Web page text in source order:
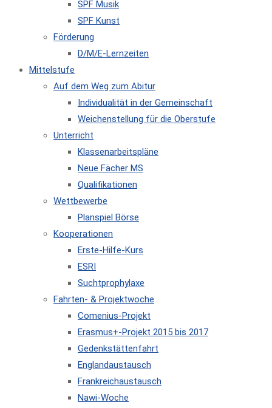
SPF Musik
SPF Kunst
Förderung
D/M/E-Lernzeiten
Mittelstufe
Auf dem Weg zum Abitur
Individualität in der Gemeinschaft
Weichenstellung für die Oberstufe
Unterricht
Klassenarbeitspläne
Neue Fächer MS
Qualifikationen
Wettbewerbe
Planspiel Börse
Kooperationen
Erste-Hilfe-Kurs
ESRI
Suchtprophylaxe
Fahrten- & Projektwoche
Comenius-Projekt
Erasmus+-Projekt 2015 bis 2017
Gedenkstättenfahrt
Englandaustausch
Frankreichaustausch
Nawi-Woche